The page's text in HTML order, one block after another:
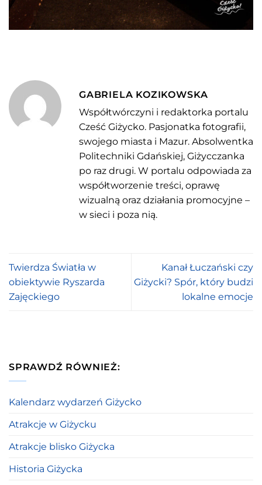
GABRIELA KOZIKOWSKA
Współtwórczyni i redaktorka portalu
Cześć Giżycko. Pasjonatka fotografii,
swojego miasta i Mazur. Absolwentka
Politechniki Gdańskiej, Giżycczanka
po raz drugi. W portalu odpowiada za
współtworzenie treści, oprawę
wizualną oraz działania promocyjne –
w sieci i poza nią.
Twierdza Światła w
obiektywie Ryszarda
Zajęckiego
Kanał Łuczański czy
Giżycki? Spór, który budzi
lokalne emocje
SPRAWDŹ RÓWNIEŻ:
Kalendarz wydarzeń Giżycko
Atrakcje w Giżycku
Atrakcje blisko Giżycka
Historia Giżycka